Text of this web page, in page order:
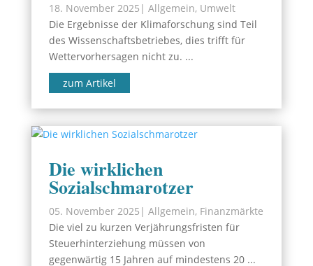
18. November 2025 | Allgemein, Umwelt
Die Ergebnisse der Klimaforschung sind Teil
des Wissenschaftsbetriebes, dies trifft für
Wettervorhersagen nicht zu. ...
zum Artikel
Die wirklichen
Sozialschmarotzer
05. November 2025 | Allgemein, Finanzmärkte
Die viel zu kurzen Verjährungsfristen für
Steuerhinterziehung müssen von
gegenwärtig 15 Jahren auf mindestens 20 ...